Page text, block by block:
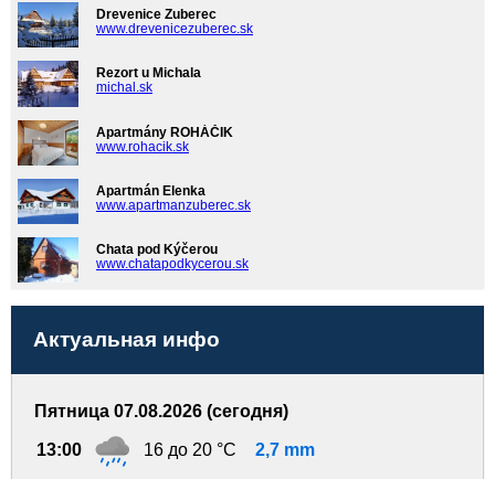
Drevenice Zuberec
www.drevenicezuberec.sk
Rezort u Michala
michal.sk
Apartmány ROHÁČIK
www.rohacik.sk
Apartmán Elenka
www.apartmanzuberec.sk
Chata pod Kýčerou
www.chatapodkycerou.sk
Актуальная инфо
Пятница 07.08.2026 (сегодня)
13:00 16 до 20 °C 2,7 mm